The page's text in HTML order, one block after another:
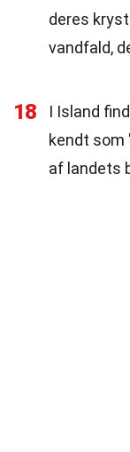
deres
vandfald,
18
I Island
kendt som
af landets